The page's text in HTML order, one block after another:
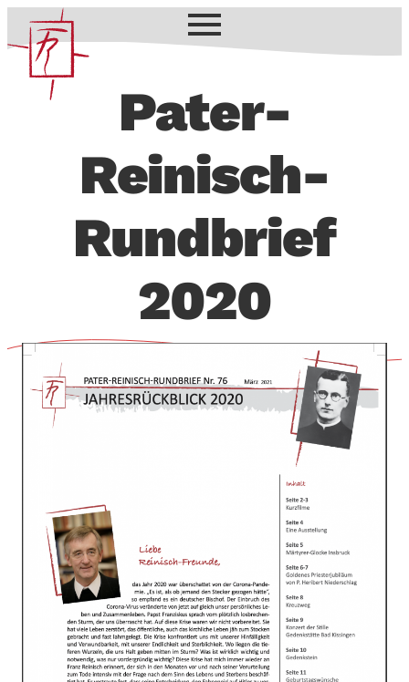
Pater-
Reinisch-
Rundbrief
2020